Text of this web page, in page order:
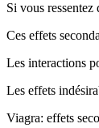
Si vous
Ces effets
Les interactions
Les effets
Viagra: effets